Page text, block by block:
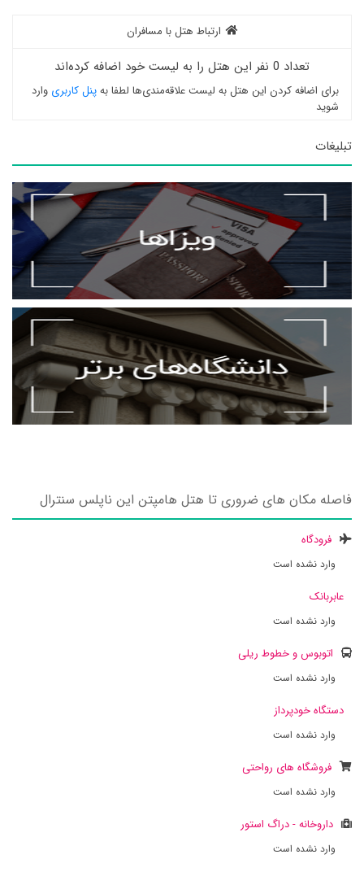
ارتباط هتل با مسافران
تعداد 0 نفر این هتل را به لیست خود اضافه کرده‌اند
برای اضافه کردن این هتل به لیست علاقه‌مندی‌ها لطفا بهپنل کاربری وارد
شوید
تبلیغات
فاصله مکان های ضروری تا هتل هامپتن این ناپلس سنترال
فرودگاه
وارد نشده است
عابربانک
وارد نشده است
اتوبوس و خطوط ریلی
وارد نشده است
دستگاه خودپرداز
وارد نشده است
فروشگاه های رواحتی
وارد نشده است
داروخانه - دراگ استور
وارد نشده است